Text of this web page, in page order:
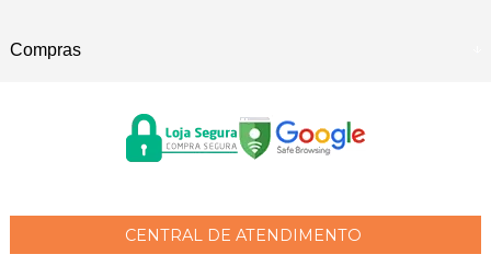
Compras
CENTRAL DE ATENDIMENTO